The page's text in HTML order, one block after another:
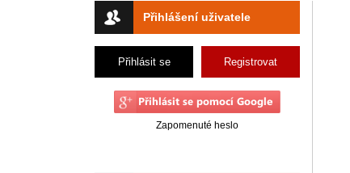
Přihlášení uživatele
Přihlásit se Registrovat
Zapomenuté heslo